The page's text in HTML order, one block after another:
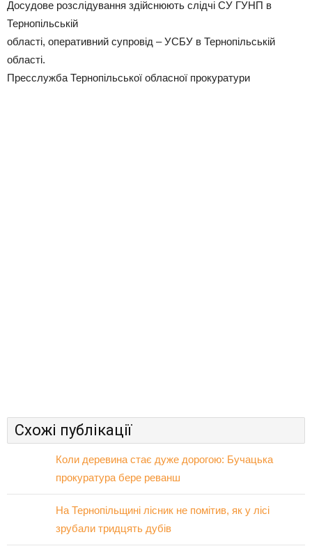
Досудове розслідування здійснюють слідчі СУ ГУНП в
Тернопільській
області, оперативний супровід – УСБУ в Тернопільській
області.
Пресслужба Тернопільської обласної прокуратури
Схожі публікації
Коли деревина стає дуже дорогою: Бучацька
прокуратура бере реванш
На Тернопільщині лісник не помітив, як у лісі
зрубали тридцять дубів